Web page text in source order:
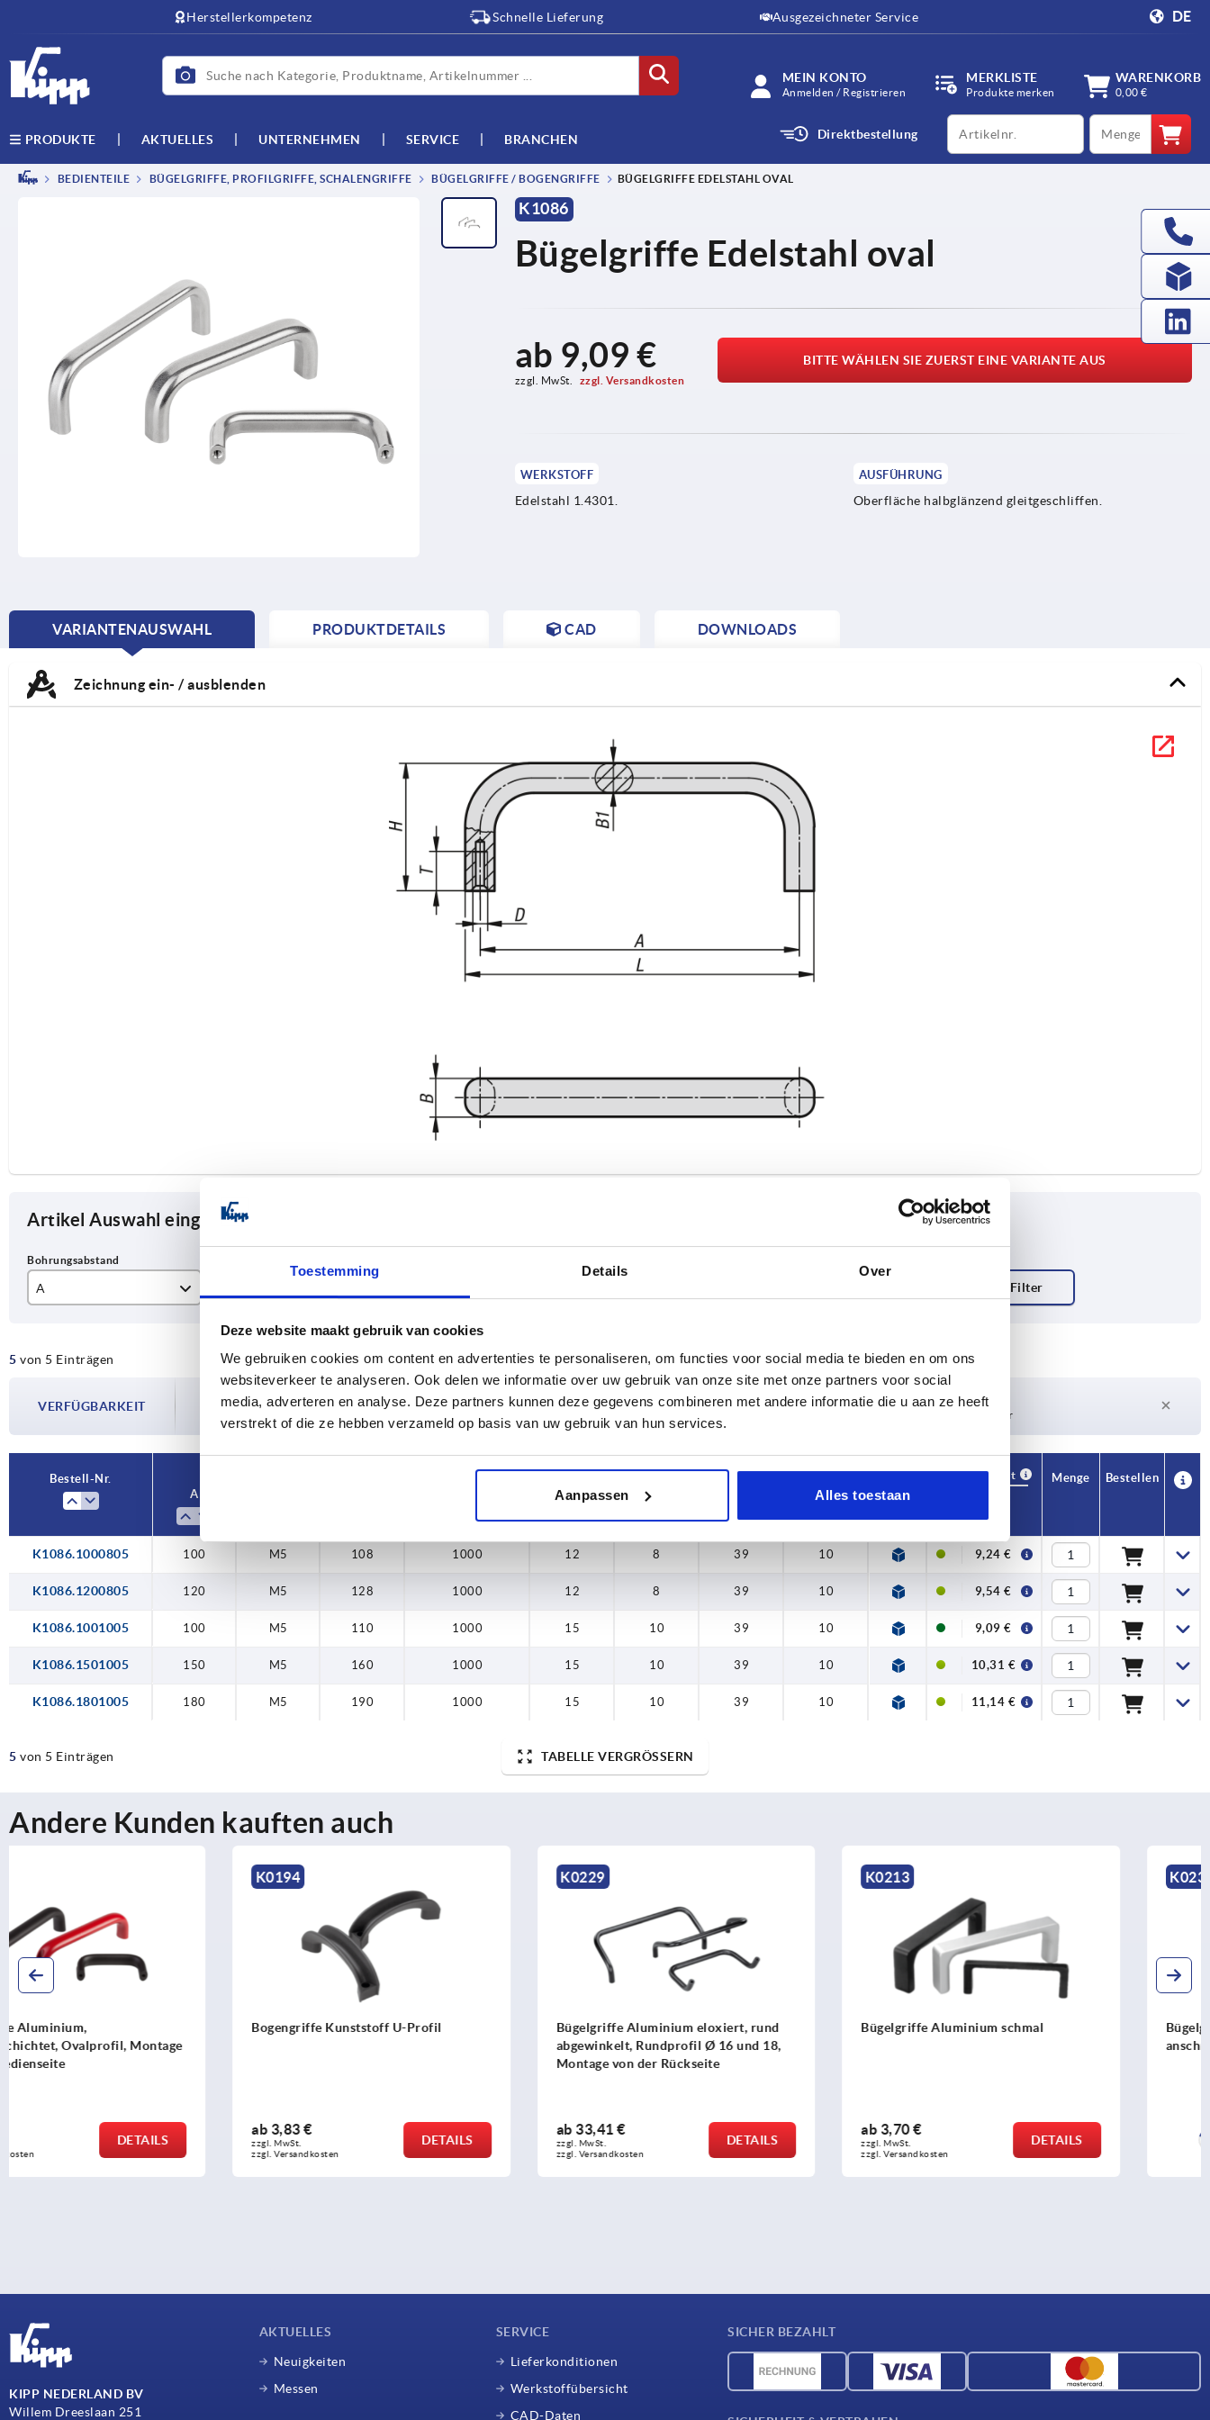
Toestemming Details Over
Deze website maakt gebruik van cookies
We gebruiken cookies om content en advertenties te personaliseren, om functies voor social media te bieden en om ons
websiteverkeer te analyseren. Ook delen we informatie over uw gebruik van onze site met onze partners voor social
media, adverteren en analyse. Deze partners kunnen deze gegevens combineren met andere informatie die u aan ze heeft
verstrekt of die ze hebben verzameld op basis van uw gebruik van hun services.
Aanpassen Alles toestaan
Herstellerkompetenz Schnelle Lieferung Ausgezeichneter Service DE
MEIN KONTO
Anmelden / Registrieren
MERKLISTE
Produkte merken
WARENKORB
0,00 €
PRODUKTE AKTUELLES UNTERNEHMEN SERVICE BRANCHEN Direktbestellung
productCode qty
BEDIENTEILE BÜGELGRIFFE, PROFILGRIFFE, SCHALENGRIFFE BÜGELGRIFFE / BOGENGRIFFE BÜGELGRIFFE EDELSTAHL OVAL
K1086
Bügelgriffe Edelstahl oval
ab 9,09 €
zzgl. MwSt. zzgl. Versandkosten
BITTE WÄHLEN SIE ZUERST EINE VARIANTE AUS
WERKSTOFF
Edelstahl 1.4301.
AUSFÜHRUNG
Oberfläche halbglänzend gleitgeschliffen.
VARIANTENAUSWAHL
CURRENT
PRODUKTDETAILS CAD DOWNLOADS
Zeichnung ein- / ausblenden
Artikel Auswahl eingrenzen
A
120
180
M5 108
110
128
160
15
5 von 5 Einträgen TABELLE VERGRÖSSERN
VERFÜGBARKEIT
Die Verfügbarkeiten werden in regelmäßigen Abständen mehrmals täglich aktualisiert.
Im finalen Schritt vor Abschluss Ihrer Bestellung erfahren Sie das bestätigte
Versanddatum.
1-3 Tage
Lieferzeit auf Anfrage
Derzeit nicht auf Lager
Bestell-Nr.
A
B B1 T
Verfügbarkeit
Menge Bestellen
K1086.1000805 100 M5 108 1000 12 8 39 10 9,24 €
K1086.1200805 120 M5 128 1000 12 8 39 10 9,54 €
K1086.1001005 100 M5 110 1000 15 10 39 10 9,09 €
K1086.1501005 150 M5 160 1000 15 10 39 10 10,31 €
K1086.1801005 180 M5 190 1000 15 10 39 10 11,14 €
5 von 5 Einträgen TABELLE VERGRÖSSERN
Andere Kunden kauften auch
Bogengriffe Kunststoff U-Profil
zzgl. Versandkosten
Bügelgriffe Aluminium eloxiert, rund
abgewinkelt, Rundprofil Ø 16 und 18,
zzgl. Versandkosten
Bügelgriffe Aluminium schmal
zzgl. Versandkosten
Bügelgriffe Kunststoff einseitig
zzgl. Versandkosten
KIPP NEDERLAND BV
Willem Dreeslaan 251
AKTUELLES
Neuigkeiten
Messen
SERVICE
Lieferkonditionen
Werkstoffübersicht
CAD-Daten
SICHER BEZAHLT